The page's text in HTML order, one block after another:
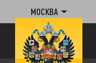
МОСКВА